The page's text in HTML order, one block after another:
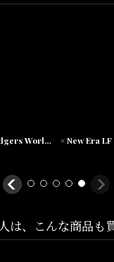
59Fifty Los Angeles Dodgers World Series Allover Patch Cap 全面 刺繍 デザイン ロサンゼルス ドジャース ワールド シリーズ キャップ 帽子 MLB 公式 Official
は、こんな商品も